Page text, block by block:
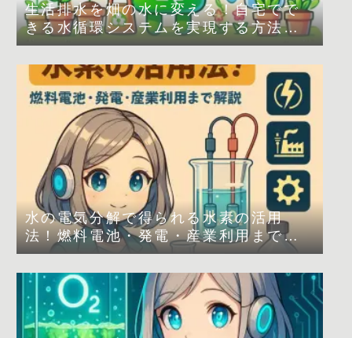
生活排水を畑の水に変える！自宅でで
きる水循環システムを実現する方法
は？
水の電気分解で得られる水素の活用
法！燃料電池・発電・産業利用まで解
説